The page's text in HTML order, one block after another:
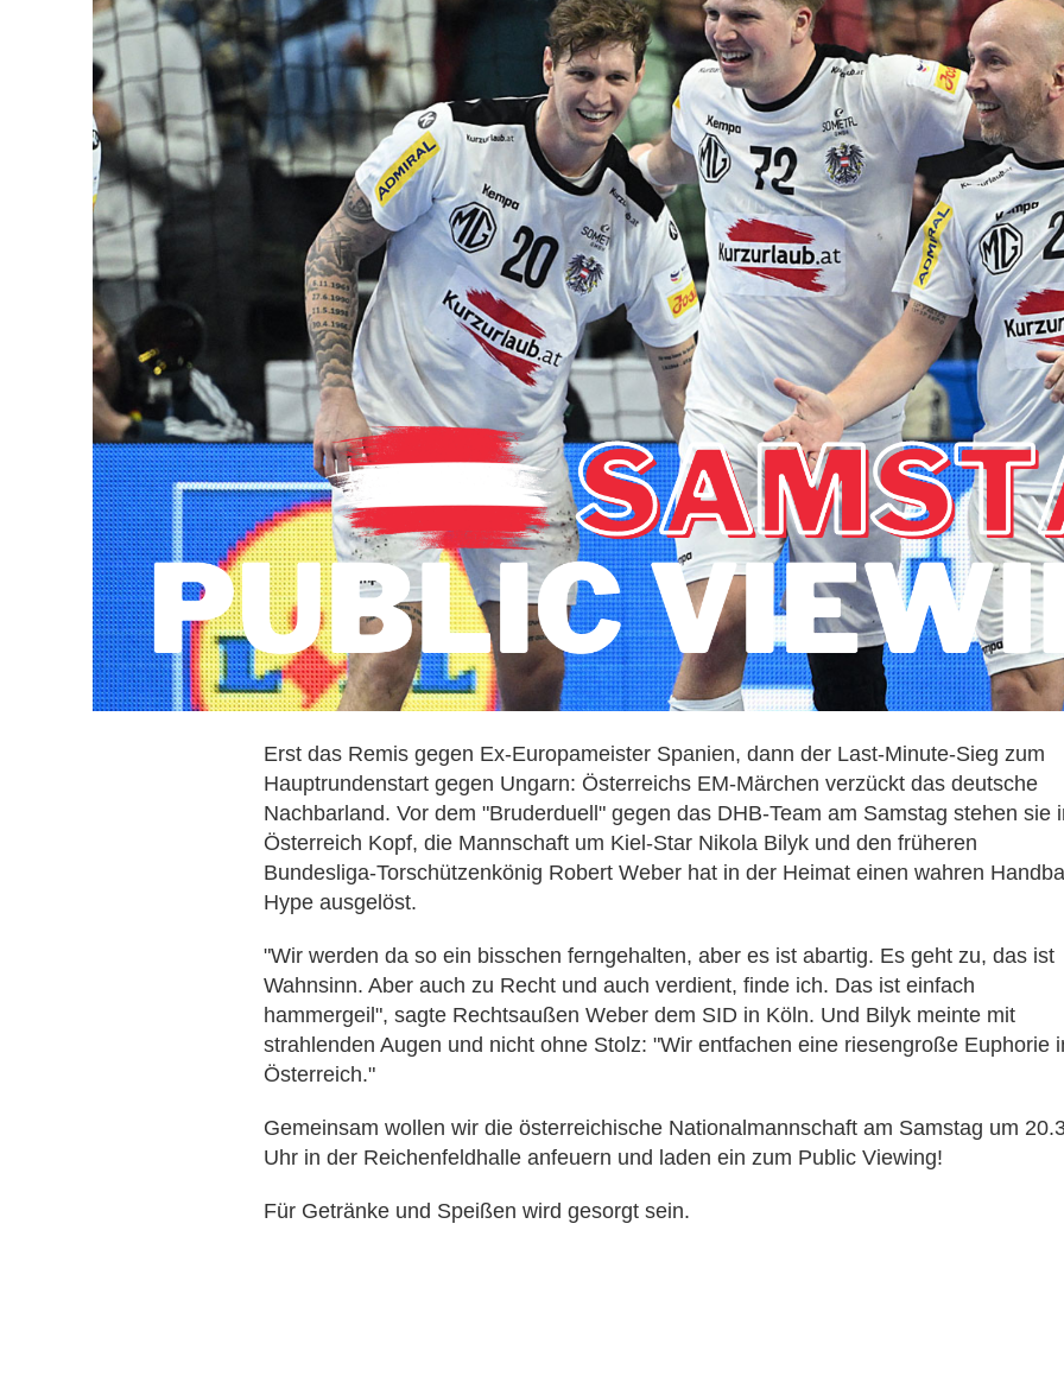
Erst das Remis gegen Ex-Europameister Spanien, dann der Last-Minute-Sieg zum
Hauptrundenstart gegen Ungarn: Österreichs EM-Märchen verzückt das deutsche
Nachbarland. Vor dem "Bruderduell" gegen das DHB-Team am Samstag stehen sie
Österreich Kopf, die Mannschaft um Kiel-Star Nikola Bilyk und den früheren
Bundesliga-Torschützenkönig Robert Weber hat in der Heimat einen wahren
Hype ausgelöst.
"Wir werden da so ein bisschen ferngehalten, aber es ist abartig. Es geht zu, das ist
Wahnsinn. Aber auch zu Recht und auch verdient, finde ich. Das ist einfach
hammergeil", sagte Rechtsaußen Weber dem SID in Köln. Und Bilyk meinte mit
strahlenden Augen und nicht ohne Stolz: "Wir entfachen eine riesengroße Euphorie
Österreich."
Gemeinsam wollen wir die österreichische Nationalmannschaft am Samstag um
Uhr in der Reichenfeldhalle anfeuern und laden ein zum Public Viewing!
Für Getränke und Speißen wird gesorgt sein.